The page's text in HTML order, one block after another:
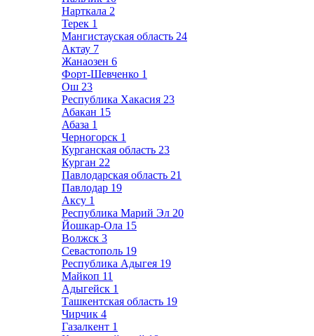
Нарткала 2
Терек 1
Мангистауская область 24
Актау 7
Жанаозен 6
Форт-Шевченко 1
Ош 23
Республика Хакасия 23
Абакан 15
Абаза 1
Черногорск 1
Курганская область 23
Курган 22
Павлодарская область 21
Павлодар 19
Аксу 1
Республика Марий Эл 20
Йошкар-Ола 15
Волжск 3
Севастополь 19
Республика Адыгея 19
Майкоп 11
Адыгейск 1
Ташкентская область 19
Чирчик 4
Газалкент 1